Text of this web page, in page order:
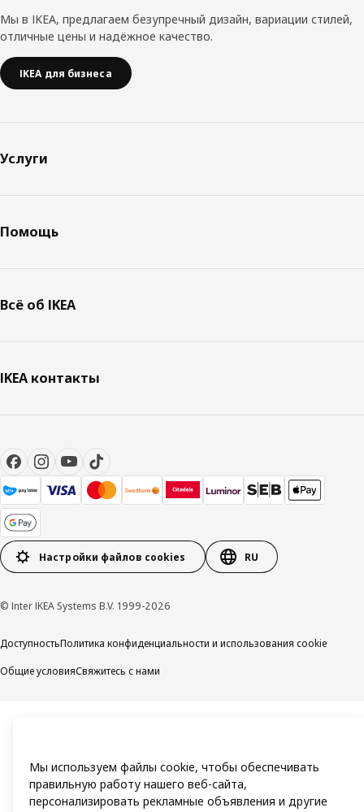
Мы в IKEA, предлагаем безупречный дизайн, вариации стилей,
отличные цены и надёжное качество.
IKEA для бизнеса
Услуги
Помощь
Всё об IKEA
IKEA контакты
Настройки файлов cookies RU
© Inter IKEA Systems B.V. 1999-2026
ДоступностьПолитика конфиденциальности и использования cookie
Общие условияСвяжитесь с нами
Мы используем файлы cookie, чтобы обеспечивать
правильную работу нашего веб-сайта,
персонализировать рекламные объявления и другие